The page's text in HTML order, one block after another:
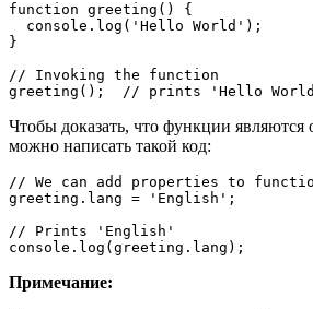
function greeting() {
  console.log('Hello World');
}
// Invoking the function
greeting();  // prints 'Hello
Чтобы доказать, что функции являются
можно написать такой код:
// We can add properties to
greeting.lang = 'English';
// Prints 'English'
console.log(greeting.lang);
Примечание: